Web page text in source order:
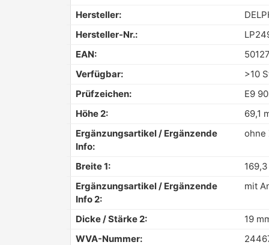
Hersteller:
Hersteller-Nr.:
EAN:
Verfügbar:
>10
Prüfzeichen:
E9
Höhe 2:
69,1
Ergänzungsartikel / Ergänzende
Info:
ohne
Breite 1:
Ergänzungsartikel / Ergänzende
Info 2:
mit
Dicke / Stärke 2: 19
WVA-Nummer: